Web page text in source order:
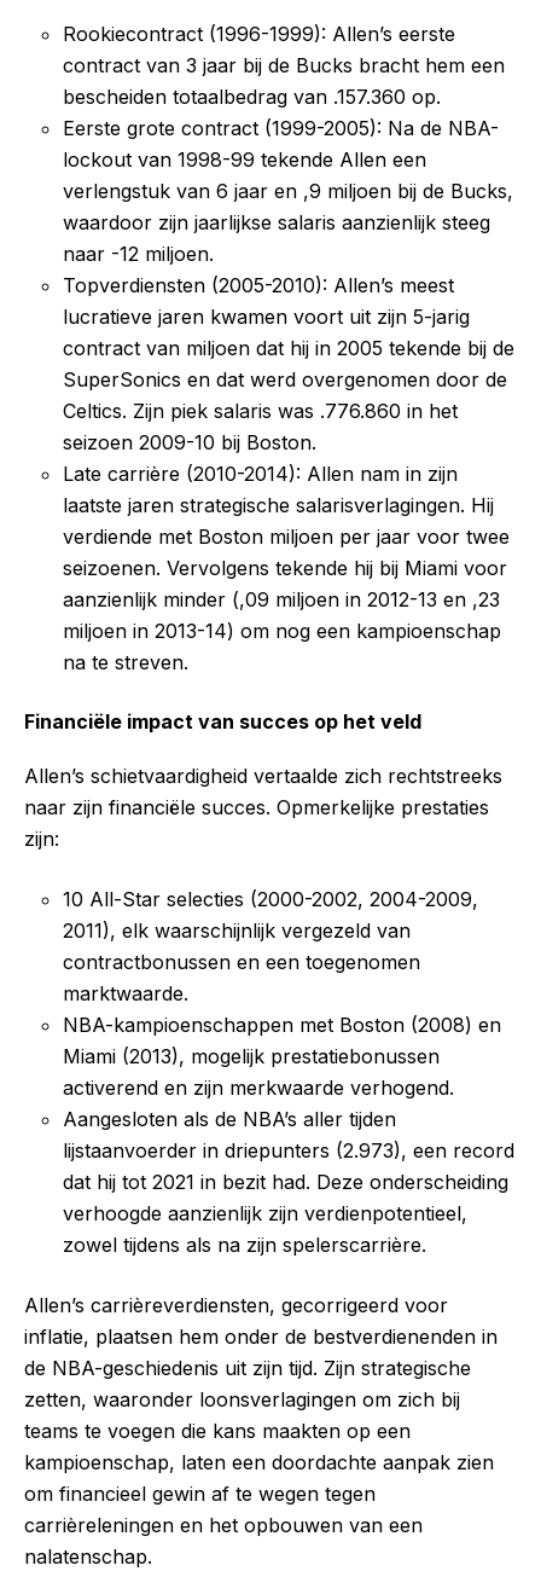
Rookiecontract (1996-1999): Allen’s eerste
contract van 3 jaar bij de Bucks bracht hem een
bescheiden totaalbedrag van .157.360 op.
Eerste grote contract (1999-2005): Na de NBA-
lockout van 1998-99 tekende Allen een
verlengstuk van 6 jaar en ,9 miljoen bij de Bucks,
waardoor zijn jaarlijkse salaris aanzienlijk steeg
naar -12 miljoen.
Topverdiensten (2005-2010): Allen’s meest
lucratieve jaren kwamen voort uit zijn 5-jarig
contract van miljoen dat hij in 2005 tekende bij de
SuperSonics en dat werd overgenomen door de
Celtics. Zijn piek salaris was .776.860 in het
seizoen 2009-10 bij Boston.
Late carrière (2010-2014): Allen nam in zijn
laatste jaren strategische salarisverlagingen. Hij
verdiende met Boston miljoen per jaar voor twee
seizoenen. Vervolgens tekende hij bij Miami voor
aanzienlijk minder (,09 miljoen in 2012-13 en ,23
miljoen in 2013-14) om nog een kampioenschap
na te streven.
Financiële impact van succes op het veld
Allen’s schietvaardigheid vertaalde zich rechtstreeks
naar zijn financiële succes. Opmerkelijke prestaties
zijn:
10 All-Star selecties (2000-2002, 2004-2009,
2011), elk waarschijnlijk vergezeld van
contractbonussen en een toegenomen
marktwaarde.
NBA-kampioenschappen met Boston (2008) en
Miami (2013), mogelijk prestatiebonussen
activerend en zijn merkwaarde verhogend.
Aangesloten als de NBA’s aller tijden
lijstaanvoerder in driepunters (2.973), een record
dat hij tot 2021 in bezit had. Deze onderscheiding
verhoogde aanzienlijk zijn verdienpotentieel,
zowel tijdens als na zijn spelerscarrière.
Allen’s carrièreverdiensten, gecorrigeerd voor
inflatie, plaatsen hem onder de bestverdienenden in
de NBA-geschiedenis uit zijn tijd. Zijn strategische
zetten, waaronder loonsverlagingen om zich bij
teams te voegen die kans maakten op een
kampioenschap, laten een doordachte aanpak zien
om financieel gewin af te wegen tegen
carrièreleningen en het opbouwen van een
nalatenschap.